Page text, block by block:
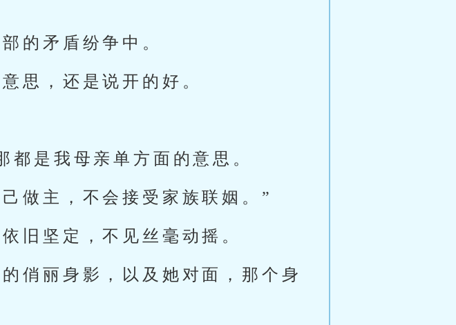
的矛盾纷争中。
思，还是说开的好。
都是我母亲单方面的意思。
做主，不会接受家族联姻。”
旧坚定，不见丝毫动摇。
俏丽身影，以及她对面，那个身